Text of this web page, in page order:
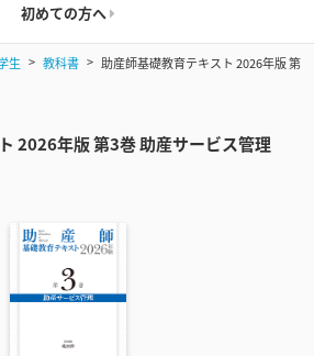
初めての方へ
生 教科書
助産師基礎教育テキスト 2026年版 第
2026年版 第3巻 助産サービス管理